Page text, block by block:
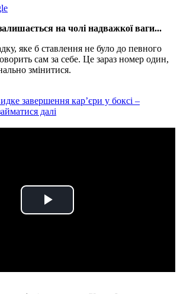
на чолі надважкої ваги...
яке б ставлення не було до певного
сам за себе. Це зараз номер один,
змінитися.
завершення кар’єри у боксі –
далі
Play